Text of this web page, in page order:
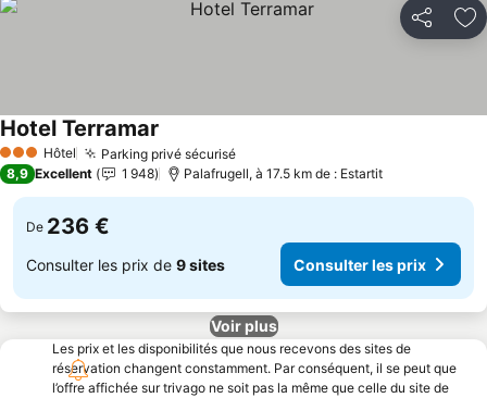
Partager
3 ÉtoilesHôtel Parking privé sécuriséConsulter les prix
Hotel Terramar
8,9 Excellent 1 948 Palafrugell, à 17.5 km de : Estartit
De 236 €
Consulter les prix de 9 sites Consulter les prix
Voir plus
Les prix et les disponibilités que nous recevons des sites de
réservation changent constamment. Par conséquent, il se peut que
l’offre affichée sur trivago ne soit pas la même que celle du site de